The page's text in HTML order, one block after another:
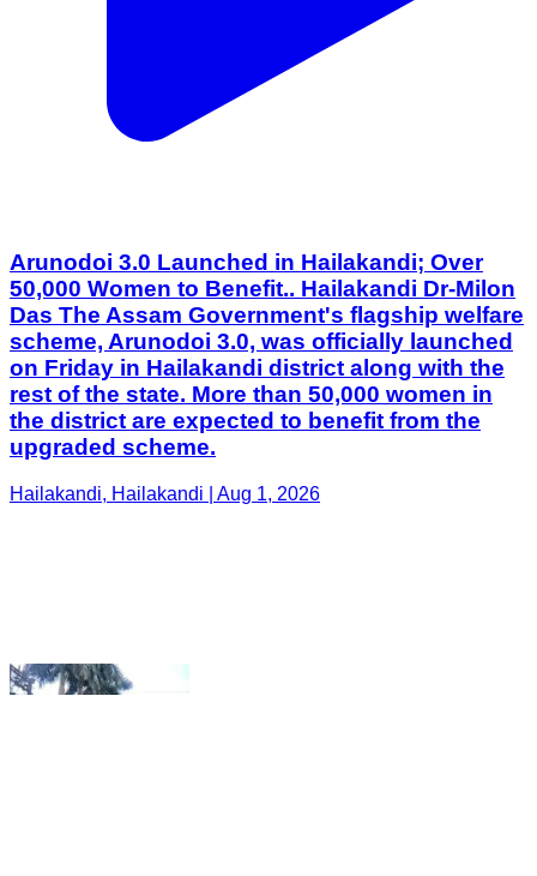
Arunodoi 3.0 Launched in Hailakandi; Over
50,000 Women to Benefit.. Hailakandi Dr-Milon
rest of the state. More than 50,000 women in
the district are expected to benefit from the
upgraded scheme.
Hailakandi, Hailakandi | Aug 1, 2026